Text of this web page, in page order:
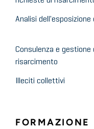
Analisi
Consulenza e gestione
risarcimento
Illeciti collettivi
FORMAZIONE